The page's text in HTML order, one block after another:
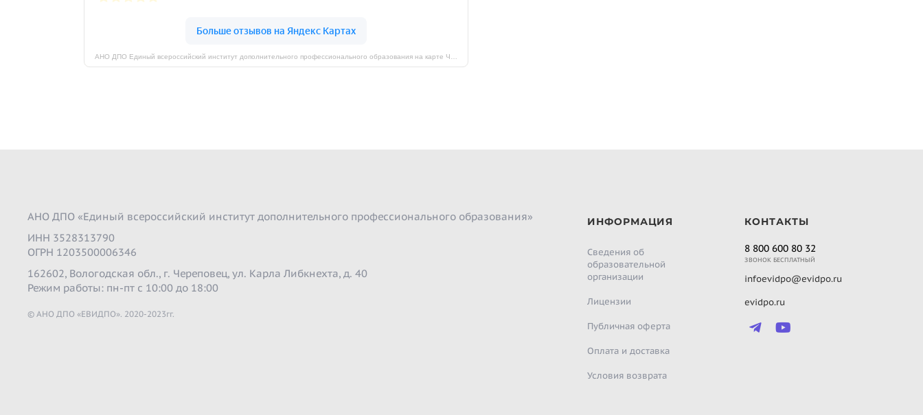
АНО ДПО «Единый всероссийский институт дополнительного профессионального образования»
ИНН 3528313790
ОГРН 1203500006346
162602, Вологодская обл., г. Череповец, ул. Карла Либкнехта, д. 40
Режим работы: пн-пт с 10:00 до 18:00
© АНО ДПО «ЕВИДПО». 2020-2023гг.
ИНФОРМАЦИЯ
Сведения об
образовательной
организации
Лицензии
Публичная оферта
Оплата и доставка
Условия возврата
КОНТАКТЫ
8 800 600 80 32
ЗВОНОК БЕСПЛАТНЫЙ
infoevidpo@evidpo.ru
evidpo.ru